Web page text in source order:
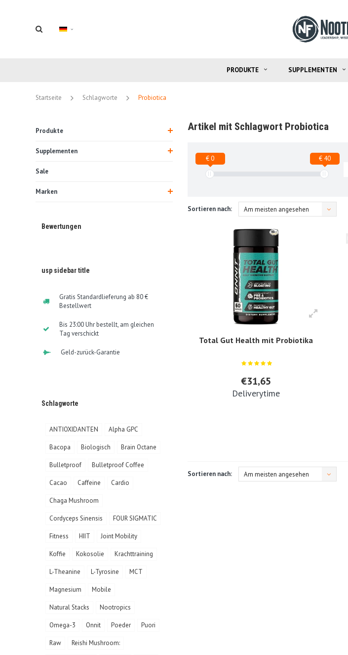
PRODUKTE SUPPLEMENTEN
Startseite Schlagworte Probiotica
Produkte
Supplementen
Sale
Marken
Bewertungen
usp sidebar title
Gratis Standardlieferung ab 80 €
Bestellwert
Bis 23:00 Uhr bestellt, am gleichen
Tag verschickt
Geld-zurück-Garantie
Schlagworte
ANTIOXIDANTEN Alpha GPC
Bacopa Biologisch Brain Octane
Bulletproof Bulletproof Coffee
Cacao Caffeine Cardio
Chaga Mushroom
Cordyceps Sinensis FOUR SIGMATIC
Fitness HIIT Joint Mobility
Koffie Kokosolie Krachttraining
L-Theanine L-Tyrosine MCT
Magnesium Mobile
Natural Stacks Nootropics
Omega-3 Onnit Poeder Puori
Raw Reishi Mushroom:
Artikel mit Schlagwort Probiotica
€ 0
€ 40
Sortieren nach: Am meisten angesehen
Total Gut Health mit Probiotika
€31,65
Deliverytime
Sortieren nach: Am meisten angesehen